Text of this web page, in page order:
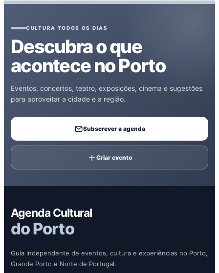
CULTURA TODOS OS DIAS
Descubra o que
acontece no Porto
Eventos, concertos, teatro, exposições, cinema e sugestões
para aproveitar a cidade e a região.
Subscrever a agenda
Criar evento
Agenda Cultural
do Porto
Guia independente de eventos, cultura e experiências no Porto,
Grande Porto e Norte de Portugal.